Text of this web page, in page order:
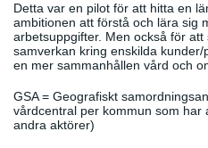
Detta var en pilot för att hitta en
ambitionen att förstå och lära sig
arbetsuppgifter. Men också för
samverkan kring enskilda
en mer sammanhållen vård och
GSA = Geografiskt
vårdcentral per kommun som har
andra aktörer)